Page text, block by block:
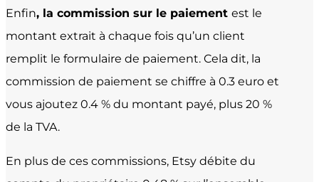
Enfin, la commission sur le paiement est le
montant extrait à chaque fois qu’un client
remplit le formulaire de paiement. Cela dit, la
commission de paiement se chiffre à 0.3 euro et
vous ajoutez 0.4 % du montant payé, plus 20 %
de la TVA.
En plus de ces commissions, Etsy débite du